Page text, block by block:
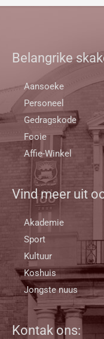
Belangrike
Aansoeke
Personeel
Gedragskode
Fooie
Affie-Winkel
Vind meer uit
Akademie
Sport
Kultuur
Koshuis
Jongste nuus
Kontak ons: